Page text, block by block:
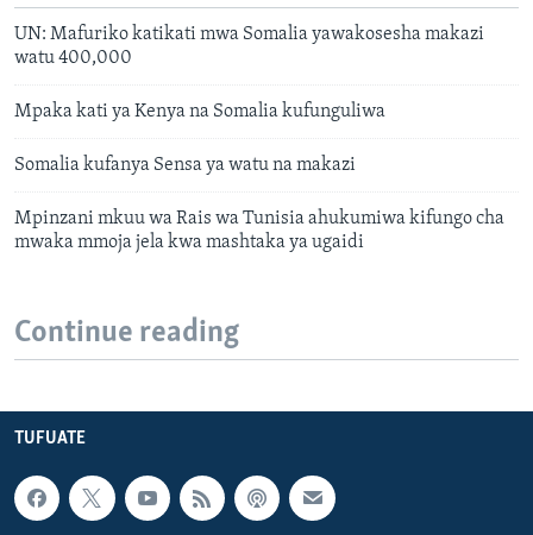
UN: Mafuriko katikati mwa Somalia yawakosesha makazi
watu 400,000
Mpaka kati ya Kenya na Somalia kufunguliwa
Somalia kufanya Sensa ya watu na makazi
Mpinzani mkuu wa Rais wa Tunisia ahukumiwa kifungo cha
mwaka mmoja jela kwa mashtaka ya ugaidi
Continue reading
TUFUATE